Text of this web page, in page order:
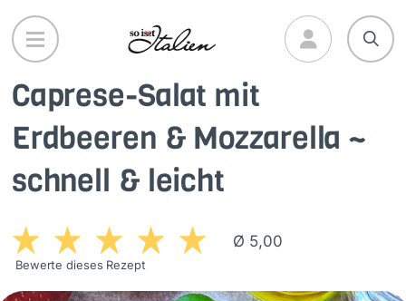
Direkt
zum
Inhalt
Caprese-Salat mit
Erdbeeren & Mozzarella ~
schnell & leicht
Ø 5,00
Bewerte dieses Rezept